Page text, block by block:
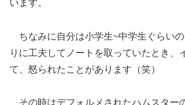
います。
ちなみに自分は小学生~中学生ぐらい
りに工夫してノートを取っていたとき、
て、怒られたことがあります（笑）
その時はデフォルメされたハムスター